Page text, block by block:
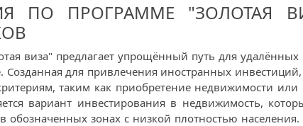
ПО ПРОГРАММЕ "ЗОЛОТАЯ
виза" предлагает упрощённый путь для
Созданная для привлечения иностранных
таким как приобретение недвижимости
вариант инвестирования в недвижимость,
обозначенных зонах с низкой плотностью